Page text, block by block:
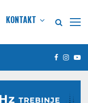
KONTAKT
Facebook